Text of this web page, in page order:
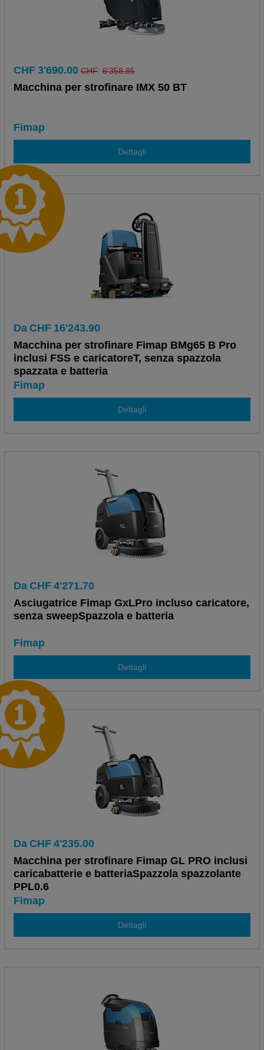
CHF 3'690.00 CHF 6'358.85
Macchina per strofinare IMX 50 BT
Fimap
Dettagli
Da CHF 16'243.90
Macchina per strofinare Fimap BMg65 B Pro
inclusi FSS e caricatoreT, senza spazzola
spazzata e batteria
Fimap
Dettagli
Da CHF 4'271.70
Asciugatrice Fimap GxLPro incluso caricatore,
senza sweepSpazzola e batteria
Fimap
Dettagli
Da CHF 4'235.00
Macchina per strofinare Fimap GL PRO inclusi
caricabatterie e batteriaSpazzola spazzolante
PPL0.6
Fimap
Dettagli